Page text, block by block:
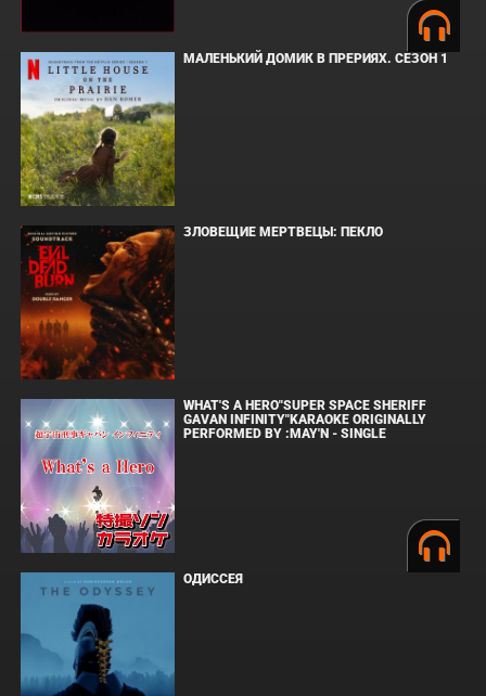
МАЛЕНЬКИЙ ДОМИК В ПРЕРИЯХ. СЕЗОН 1
ЗЛОВЕЩИЕ МЕРТВЕЦЫ: ПЕКЛО
WHAT'S A HERO"SUPER SPACE SHERIFF
GAVAN INFINITY"KARAOKE ORIGINALLY
PERFORMED BY :MAY'N - SINGLE
ОДИССЕЯ